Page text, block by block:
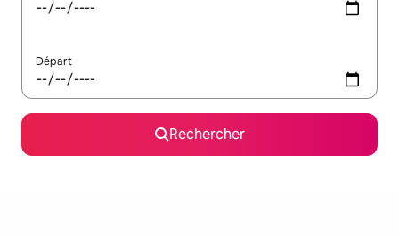
Départ
Rechercher